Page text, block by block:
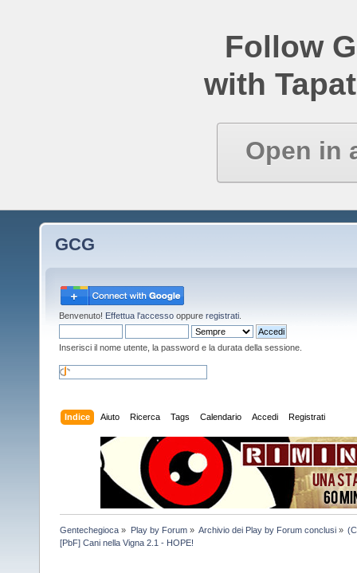
Follow
with
Open in
GCG
Benvenuto! Effettua l'accesso oppure registrati
Inserisci il nome utente, la password e la durata della sessione.
Indice Aiuto Ricerca Tags Calendario Accedi Registrati
Gentechegioca » Play by Forum» Archivio dei Play by Forum conclusi»
[PbF] Cani nella Vigna 2.1 - HOPE!